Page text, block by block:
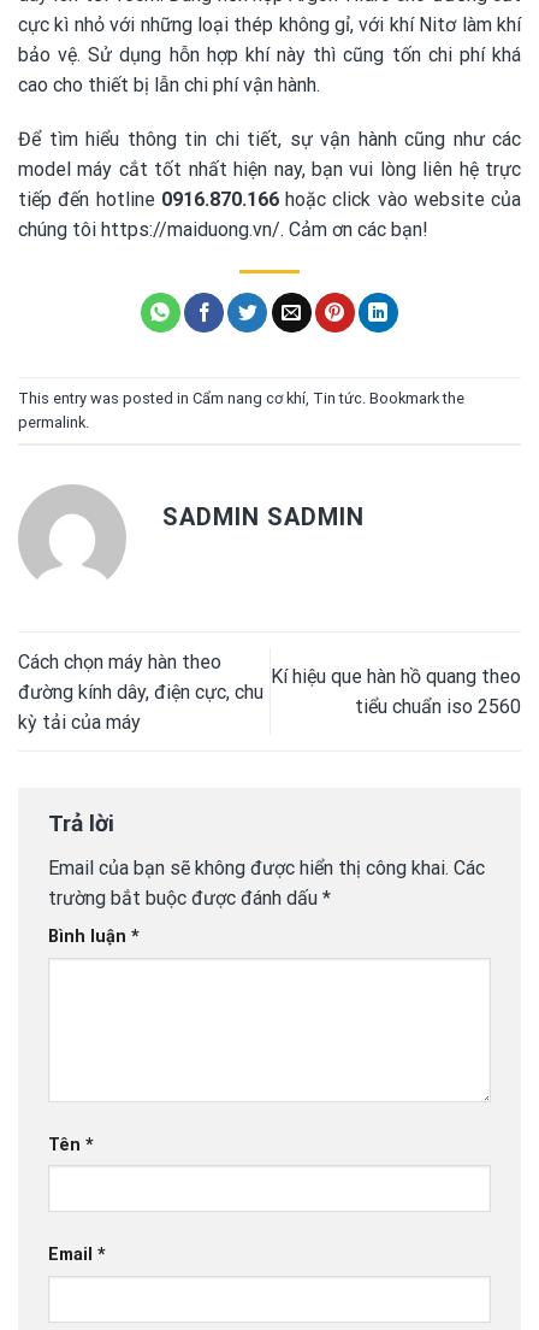
cực kì nhỏ với những loại thép không gỉ, với khí Nitơ làm khí
bảo vệ. Sử dụng hỗn hợp khí này thì cũng tốn chi phí khá
cao cho thiết bị lẫn chi phí vận hành.
Để tìm hiểu thông tin chi tiết, sự vận hành cũng như các
model máy cắt tốt nhất hiện nay, bạn vui lòng liên hệ trực
tiếp đến hotline 0916.870.166hoặc click vào website của
chúng tôi https://maiduong.vn/. Cảm ơn các bạn!
This entry was posted in Cẩm nang cơ khí Tin tức . Bookmark the
permalink
SADMIN SADMIN
Cách chọn máy hàn theo
đường kính dây, điện cực, chu
kỳ tải của máy
Kí hiệu que hàn hồ quang theo
tiểu chuẩn iso 2560
Trả lời
Email của bạn sẽ không được hiển thị công khai. Các
trường bắt buộc được đánh dấu *
Bình luận *
Tên *
Email *